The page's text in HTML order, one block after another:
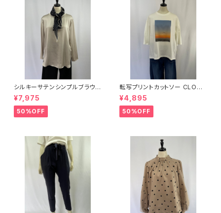
シルキーサテンシンプルブラウス
BEATRICE ベアトリス
¥7,975
50%OFF
転写プリントカットソー CLOCH
E
¥4,895
50%OFF